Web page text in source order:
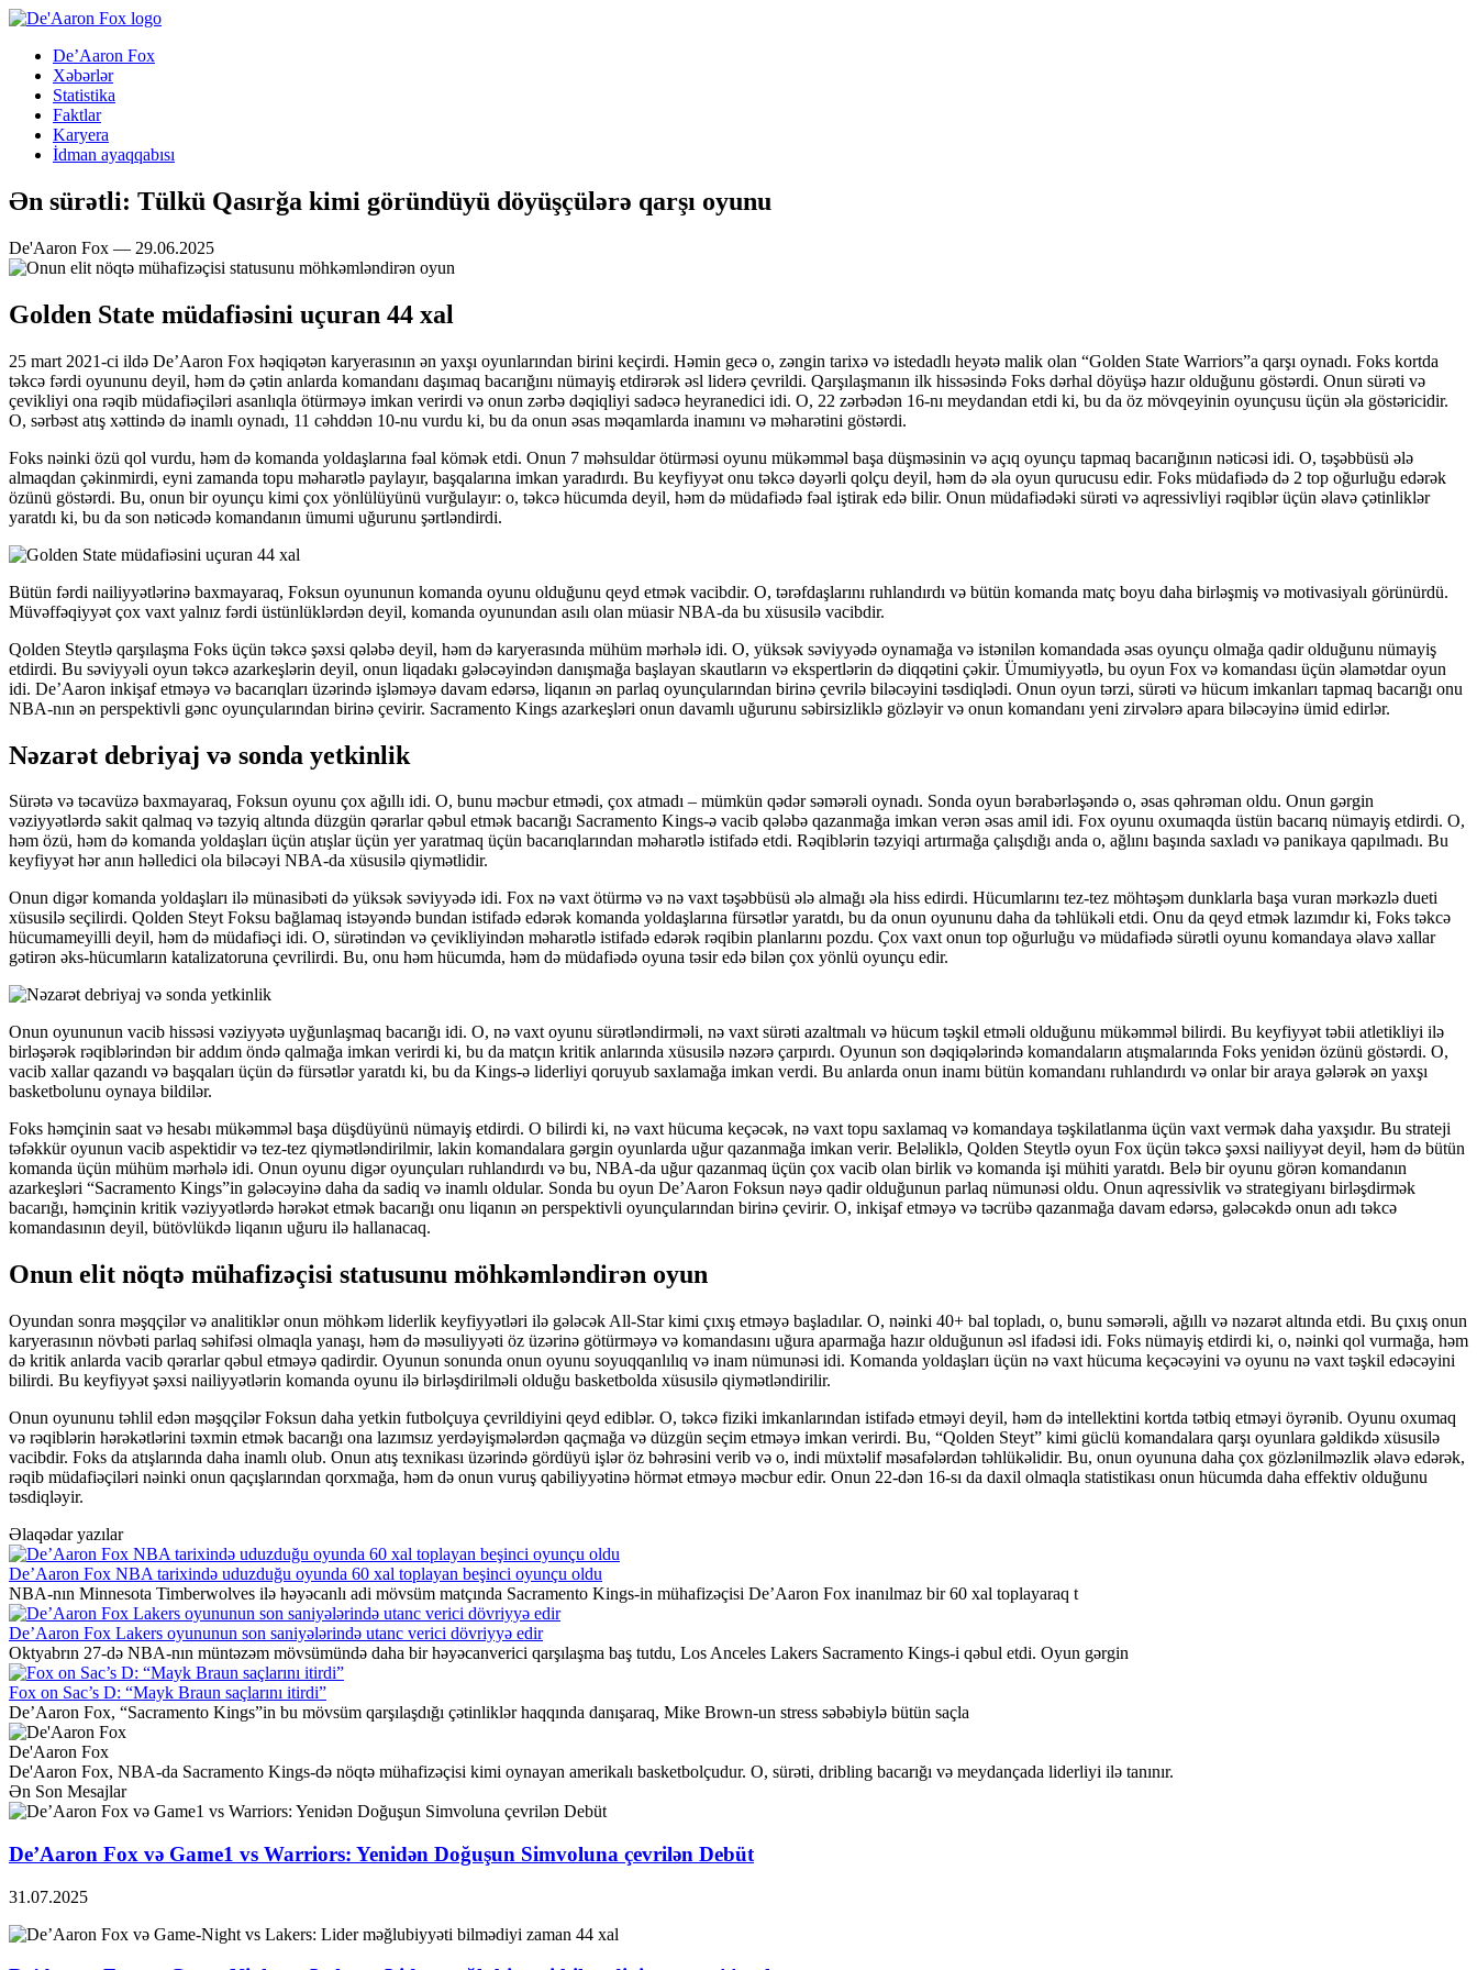
De’Aaron Fox
Xəbərlər
Statistika
Faktlar
Karyera
İdman ayaqqabısı
Ən sürətli: Tülkü Qasırğa kimi göründüyü döyüşçülərə qarşı oyunu
De'Aaron Fox — 29.06.2025
Golden State müdafiəsini uçuran 44 xal
25 mart 2021-ci ildə De’Aaron Fox həqiqətən karyerasının ən yaxşı oyunlarından birini keçirdi. Həmin gecə o, zəngin tarixə və istedadlı heyətə malik olan “Golden State Warriors”a qarşı oynadı. Foks kortda
təkcə fərdi oyununu deyil, həm də çətin anlarda komandanı daşımaq bacarığını nümayiş etdirərək əsl liderə çevrildi. Qarşılaşmanın ilk hissəsində Foks dərhal döyüşə hazır olduğunu göstərdi. Onun sürəti və
çevikliyi ona rəqib müdafiəçiləri asanlıqla ötürməyə imkan verirdi və onun zərbə dəqiqliyi sadəcə heyranedici idi. O, 22 zərbədən 16-nı meydandan etdi ki, bu da öz mövqeyinin oyunçusu üçün əla göstəricidir.
O, sərbəst atış xəttində də inamlı oynadı, 11 cəhddən 10-nu vurdu ki, bu da onun əsas məqamlarda inamını və məharətini göstərdi.
Foks nəinki özü qol vurdu, həm də komanda yoldaşlarına fəal kömək etdi. Onun 7 məhsuldar ötürməsi oyunu mükəmməl başa düşməsinin və açıq oyunçu tapmaq bacarığının nəticəsi idi. O, təşəbbüsü ələ
almaqdan çəkinmirdi, eyni zamanda topu məharətlə paylayır, başqalarına imkan yaradırdı. Bu keyfiyyət onu təkcə dəyərli qolçu deyil, həm də əla oyun qurucusu edir. Foks müdafiədə də 2 top oğurluğu edərək
özünü göstərdi. Bu, onun bir oyunçu kimi çox yönlülüyünü vurğulayır: o, təkcə hücumda deyil, həm də müdafiədə fəal iştirak edə bilir. Onun müdafiədəki sürəti və aqressivliyi rəqiblər üçün əlavə çətinliklər
yaratdı ki, bu da son nəticədə komandanın ümumi uğurunu şərtləndirdi.
Bütün fərdi nailiyyətlərinə baxmayaraq, Foksun oyununun komanda oyunu olduğunu qeyd etmək vacibdir. O, tərəfdaşlarını ruhlandırdı və bütün komanda matç boyu daha birləşmiş və motivasiyalı görünürdü.
Müvəffəqiyyət çox vaxt yalnız fərdi üstünlüklərdən deyil, komanda oyunundan asılı olan müasir NBA-da bu xüsusilə vacibdir.
Qolden Steytlə qarşılaşma Foks üçün təkcə şəxsi qələbə deyil, həm də karyerasında mühüm mərhələ idi. O, yüksək səviyyədə oynamağa və istənilən komandada əsas oyunçu olmağa qadir olduğunu nümayiş
etdirdi. Bu səviyyəli oyun təkcə azarkeşlərin deyil, onun liqadakı gələcəyindən danışmağa başlayan skautların və ekspertlərin də diqqətini çəkir. Ümumiyyətlə, bu oyun Fox və komandası üçün əlamətdar oyun
idi. De’Aaron inkişaf etməyə və bacarıqları üzərində işləməyə davam edərsə, liqanın ən parlaq oyunçularından birinə çevrilə biləcəyini təsdiqlədi. Onun oyun tərzi, sürəti və hücum imkanları tapmaq bacarığı onu
NBA-nın ən perspektivli gənc oyunçularından birinə çevirir. Sacramento Kings azarkeşləri onun davamlı uğurunu səbirsizliklə gözləyir və onun komandanı yeni zirvələrə apara biləcəyinə ümid edirlər.
Nəzarət debriyaj və sonda yetkinlik
Sürətə və təcavüzə baxmayaraq, Foksun oyunu çox ağıllı idi. O, bunu məcbur etmədi, çox atmadı – mümkün qədər səmərəli oynadı. Sonda oyun bərabərləşəndə ​​o, əsas qəhrəman oldu. Onun gərgin
vəziyyətlərdə sakit qalmaq və təzyiq altında düzgün qərarlar qəbul etmək bacarığı Sacramento Kings-ə vacib qələbə qazanmağa imkan verən əsas amil idi. Fox oyunu oxumaqda üstün bacarıq nümayiş etdirdi. O,
həm özü, həm də komanda yoldaşları üçün atışlar üçün yer yaratmaq üçün bacarıqlarından məharətlə istifadə etdi. Rəqiblərin təzyiqi artırmağa çalışdığı anda o, ağlını başında saxladı və panikaya qapılmadı. Bu
keyfiyyət hər anın həlledici ola biləcəyi NBA-da xüsusilə qiymətlidir.
Onun digər komanda yoldaşları ilə münasibəti də yüksək səviyyədə idi. Fox nə vaxt ötürmə və nə vaxt təşəbbüsü ələ almağı əla hiss edirdi. Hücumlarını tez-tez möhtəşəm dunklarla başa vuran mərkəzlə dueti
xüsusilə seçilirdi. Qolden Steyt Foksu bağlamaq istəyəndə bundan istifadə edərək komanda yoldaşlarına fürsətlər yaratdı, bu da onun oyununu daha da təhlükəli etdi. Onu da qeyd etmək lazımdır ki, Foks təkcə
hücumameyilli deyil, həm də müdafiəçi idi. O, sürətindən və çevikliyindən məharətlə istifadə edərək rəqibin planlarını pozdu. Çox vaxt onun top oğurluğu və müdafiədə sürətli oyunu komandaya əlavə xallar
gətirən əks-hücumların katalizatoruna çevrilirdi. Bu, onu həm hücumda, həm də müdafiədə oyuna təsir edə bilən çox yönlü oyunçu edir.
Onun oyununun vacib hissəsi vəziyyətə uyğunlaşmaq bacarığı idi. O, nə vaxt oyunu sürətləndirməli, nə vaxt sürəti azaltmalı və hücum təşkil etməli olduğunu mükəmməl bilirdi. Bu keyfiyyət təbii atletikliyi ilə
birləşərək rəqiblərindən bir addım öndə qalmağa imkan verirdi ki, bu da matçın kritik anlarında xüsusilə nəzərə çarpırdı. Oyunun son dəqiqələrində komandaların atışmalarında Foks yenidən özünü göstərdi. O,
vacib xallar qazandı və başqaları üçün də fürsətlər yaratdı ki, bu da Kings-ə liderliyi qoruyub saxlamağa imkan verdi. Bu anlarda onun inamı bütün komandanı ruhlandırdı və onlar bir araya gələrək ən yaxşı
basketbolunu oynaya bildilər.
Foks həmçinin saat və hesabı mükəmməl başa düşdüyünü nümayiş etdirdi. O bilirdi ki, nə vaxt hücuma keçəcək, nə vaxt topu saxlamaq və komandaya təşkilatlanma üçün vaxt vermək daha yaxşıdır. Bu strateji
təfəkkür oyunun vacib aspektidir və tez-tez qiymətləndirilmir, lakin komandalara gərgin oyunlarda uğur qazanmağa imkan verir. Beləliklə, Qolden Steytlə oyun Fox üçün təkcə şəxsi nailiyyət deyil, həm də bütün
komanda üçün mühüm mərhələ idi. Onun oyunu digər oyunçuları ruhlandırdı və bu, NBA-da uğur qazanmaq üçün çox vacib olan birlik və komanda işi mühiti yaratdı. Belə bir oyunu görən komandanın
azarkeşləri “Sacramento Kings”in gələcəyinə daha da sadiq və inamlı oldular. Sonda bu oyun De’Aaron Foksun nəyə qadir olduğunun parlaq nümunəsi oldu. Onun aqressivlik və strategiyanı birləşdirmək
bacarığı, həmçinin kritik vəziyyətlərdə hərəkət etmək bacarığı onu liqanın ən perspektivli oyunçularından birinə çevirir. O, inkişaf etməyə və təcrübə qazanmağa davam edərsə, gələcəkdə onun adı təkcə
komandasının deyil, bütövlükdə liqanın uğuru ilə hallanacaq.
Onun elit nöqtə mühafizəçisi statusunu möhkəmləndirən oyun
Oyundan sonra məşqçilər və analitiklər onun möhkəm liderlik keyfiyyətləri ilə gələcək All-Star kimi çıxış etməyə başladılar. O, nəinki 40+ bal topladı, o, bunu səmərəli, ağıllı və nəzarət altında etdi. Bu çıxış onun
karyerasının növbəti parlaq səhifəsi olmaqla yanaşı, həm də məsuliyyəti öz üzərinə götürməyə və komandasını uğura aparmağa hazır olduğunun əsl ifadəsi idi. Foks nümayiş etdirdi ki, o, nəinki qol vurmağa, həm
də kritik anlarda vacib qərarlar qəbul etməyə qadirdir. Oyunun sonunda onun oyunu soyuqqanlılıq və inam nümunəsi idi. Komanda yoldaşları üçün nə vaxt hücuma keçəcəyini və oyunu nə vaxt təşkil edəcəyini
bilirdi. Bu keyfiyyət şəxsi nailiyyətlərin komanda oyunu ilə birləşdirilməli olduğu basketbolda xüsusilə qiymətləndirilir.
Onun oyununu təhlil edən məşqçilər Foksun daha yetkin futbolçuya çevrildiyini qeyd ediblər. O, təkcə fiziki imkanlarından istifadə etməyi deyil, həm də intellektini kortda tətbiq etməyi öyrənib. Oyunu oxumaq
və rəqiblərin hərəkətlərini təxmin etmək bacarığı ona lazımsız yerdəyişmələrdən qaçmağa və düzgün seçim etməyə imkan verirdi. Bu, “Qolden Steyt” kimi güclü komandalara qarşı oyunlara gəldikdə xüsusilə
vacibdir. Foks da atışlarında daha inamlı olub. Onun atış texnikası üzərində gördüyü işlər öz bəhrəsini verib və o, indi müxtəlif məsafələrdən təhlükəlidir. Bu, onun oyununa daha çox gözlənilməzlik əlavə edərək,
rəqib müdafiəçiləri nəinki onun qaçışlarından qorxmağa, həm də onun vuruş qabiliyyətinə hörmət etməyə məcbur edir. Onun 22-dən 16-sı da daxil olmaqla statistikası onun hücumda daha effektiv olduğunu
təsdiqləyir.
Əlaqədar yazılar
De’Aaron Fox NBA tarixində uduzduğu oyunda 60 xal toplayan beşinci oyunçu oldu
NBA-nın Minnesota Timberwolves ilə həyəcanlı adi mövsüm matçında Sacramento Kings-in mühafizəçisi De’Aaron Fox inanılmaz bir 60 xal toplayaraq t
De’Aaron Fox Lakers oyununun son saniyələrində utanc verici dövriyyə edir
Oktyabrın 27-də NBA-nın müntəzəm mövsümündə daha bir həyəcanverici qarşılaşma baş tutdu, Los Anceles Lakers Sacramento Kings-i qəbul etdi. Oyun gərgin
Fox on Sac’s D: “Mayk Braun saçlarını itirdi”
De’Aaron Fox, “Sacramento Kings”in bu mövsüm qarşılaşdığı çətinliklər haqqında danışaraq, Mike Brown-un stress səbəbiylə bütün saçla
De'Aaron Fox
De'Aaron Fox, NBA-da Sacramento Kings-də nöqtə mühafizəçisi kimi oynayan amerikalı basketbolçudur. O, sürəti, dribling bacarığı və meydançada liderliyi ilə tanınır.
Ən Son Mesajlar
De’Aaron Fox və Game1 vs Warriors: Yenidən Doğuşun Simvoluna çevrilən Debüt
31.07.2025